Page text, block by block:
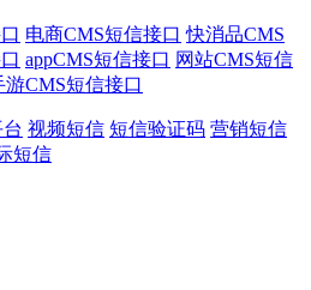
电商CMS短信接口 快消品CMS
appCMS短信接口 网站CMS短信
游CMS短信接口
视频短信 短信验证码 营销短信
短信